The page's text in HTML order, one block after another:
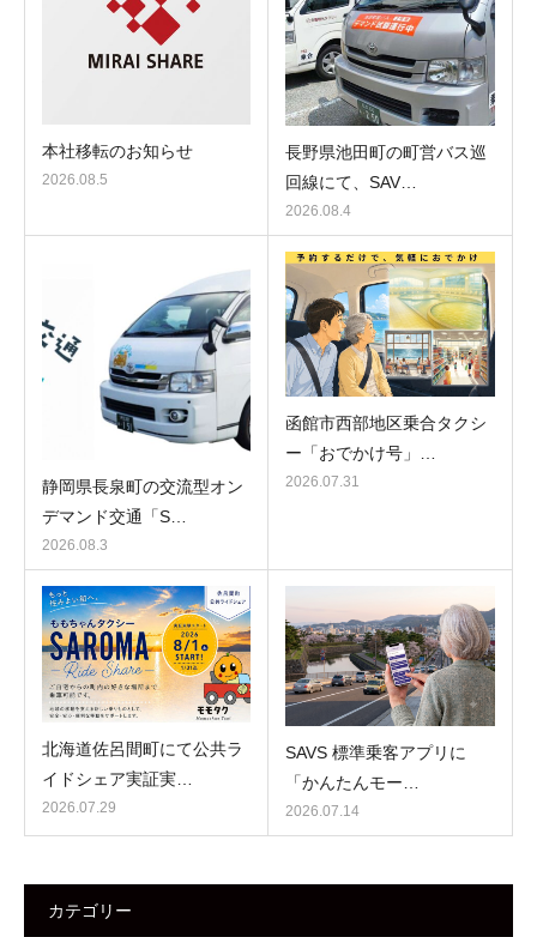
本社移転のお知らせ
2026.08.5
長野県池田町の町営バス巡
回線にて、SAV…
2026.08.4
静岡県長泉町の交流型オン
デマンド交通「S…
2026.08.3
函館市西部地区乗合タクシ
ー「おでかけ号」…
2026.07.31
北海道佐呂間町にて公共ラ
イドシェア実証実…
2026.07.29
SAVS 標準乗客アプリに
「かんたんモー…
2026.07.14
カテゴリー